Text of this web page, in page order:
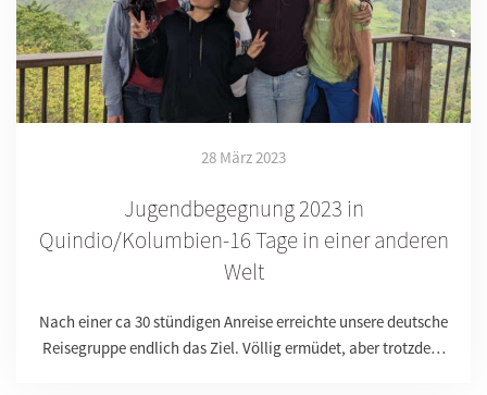
28 März 2023
Jugendbegegnung 2023 in
Quindio/Kolumbien-16 Tage in einer anderen
Welt
Nach einer ca 30 stündigen Anreise erreichte unsere deutsche
Reisegruppe endlich das Ziel. Völlig ermüdet, aber trotzde…